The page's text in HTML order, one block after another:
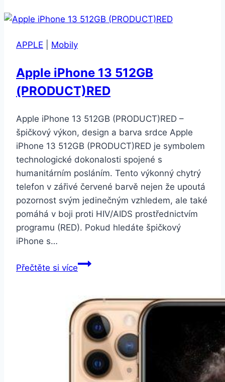
4
LTE
32GB
zlatý
APPLE Mobily
Apple iPhone 13 512GB
(PRODUCT)RED
Apple iPhone 13 512GB (PRODUCT)RED –
špičkový výkon, design a barva srdce Apple
iPhone 13 512GB (PRODUCT)RED je symbolem
technologické dokonalosti spojené s
humanitárním posláním. Tento výkonný chytrý
telefon v zářivé červené barvě nejen že upoutá
pozornost svým jedinečným vzhledem, ale také
pomáhá v boji proti HIV/AIDS prostřednictvím
programu (RED). Pokud hledáte špičkový
iPhone s…
Přečtěte si víceApple
512GB
(PRODUCT)RED